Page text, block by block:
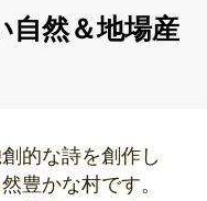
自然＆地場産
的な詩を創作し
豊かな村です。